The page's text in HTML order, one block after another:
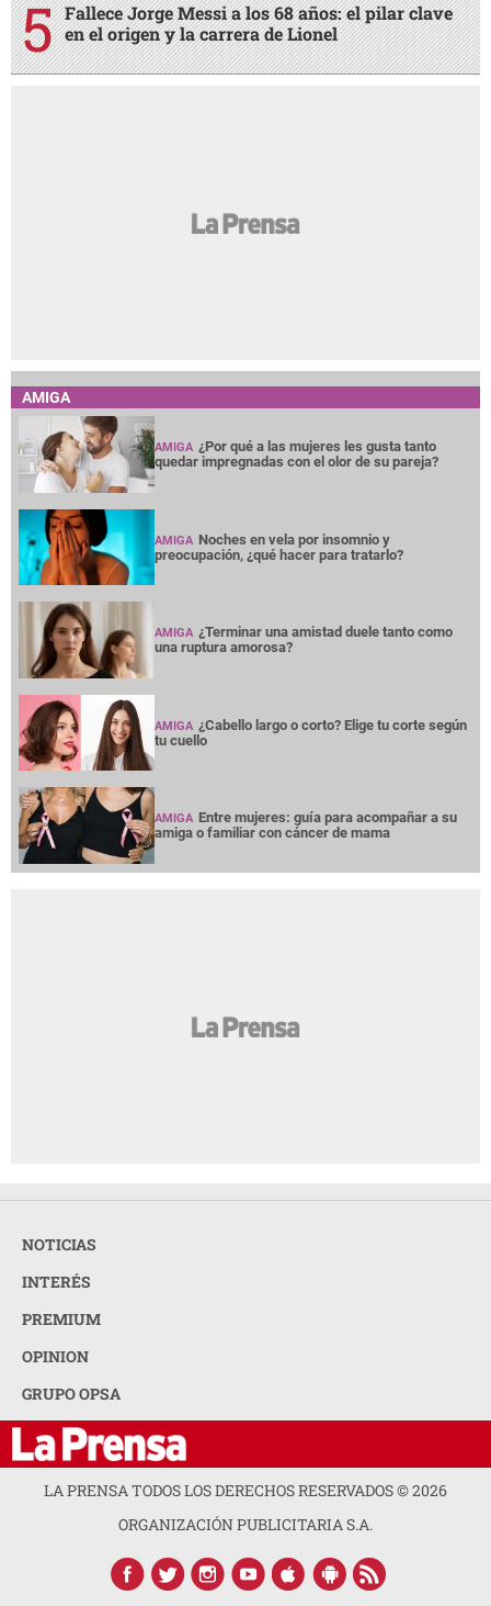
Fallece Jorge Messi a los 68 años: el pilar clave
en el origen y la carrera de Lionel
AMIGA
AMIGA ¿Por qué a las mujeres les gusta tanto
quedar impregnadas con el olor de su pareja?
AMIGA Noches en vela por insomnio y
preocupación, ¿qué hacer para tratarlo?
AMIGA ¿Terminar una amistad duele tanto como
una ruptura amorosa?
AMIGA ¿Cabello largo o corto? Elige tu corte según
tu cuello
AMIGA Entre mujeres: guía para acompañar a su
amiga o familiar con cáncer de mama
NOTICIAS
INTERÉS
PREMIUM
OPINION
GRUPO OPSA
LA PRENSA TODOS LOS DERECHOS RESERVADOS ©2026
ORGANIZACIÓN PUBLICITARIA S.A.